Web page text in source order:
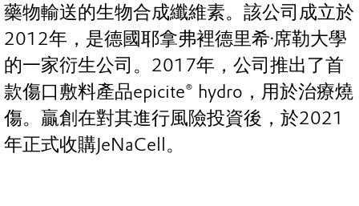
藥物輸送的生物合成纖維素。該公司成立於
2012年，是德國耶拿弗裡德里希·席勒大學
的一家衍生公司。2017年，公司推出了首
款傷口敷料產品epicite® hydro，用於治療燒
傷。贏創在對其進行風險投資後，於2021
年正式收購JeNaCell。